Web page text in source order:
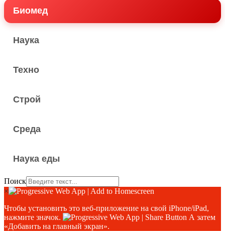
Биомед
Наука
Техно
Строй
Среда
Наука еды
Поиск
×
Чтобы установить это веб-приложение на свой iPhone/iPad,
нажмите значок.
А затем
«Добавить на главный экран».